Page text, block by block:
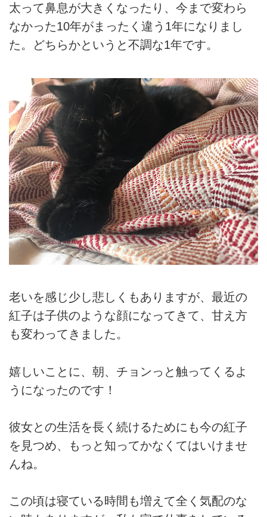
太って鼻息が大きくなったり、今まで変わら
なかった10年がまったく違う1年になりまし
た。どちらかというと不調な1年です。
老いを感じ少し悲しくもありますが、最近の
紅子は子供のような顔になってきて、甘え方
も変わってきました。
嬉しいことに、朝、チョンっと触ってくるよ
うになったのです！
彼女との生活を長く続けるためにも今の紅子
を見つめ、もっと知ってかなくてはいけませ
んね。
この頃は寝ている時間も増えて全く気配のな